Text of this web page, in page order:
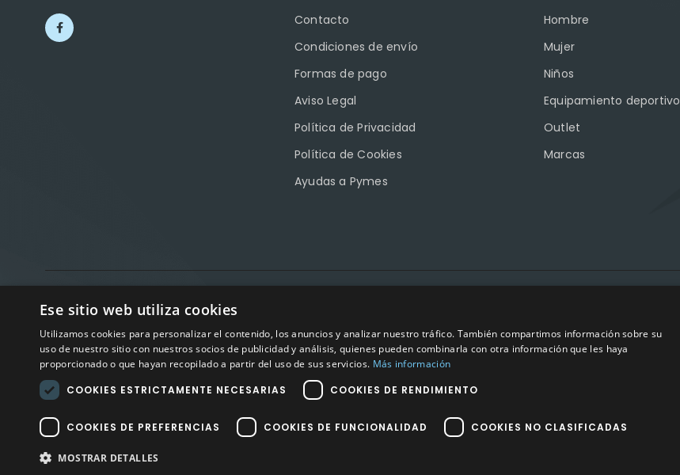
Contacto
Condiciones de envío
Formas de pago
Aviso Legal
Política de Privacidad
Política de Cookies
Ayudas a Pymes
Hombre
Mujer
Niños
Equipamiento deportivo
Outlet
Marcas
Ese sitio web utiliza cookies
Utilizamos cookies para personalizar el contenido, los anuncios y analizar nuestro tráfico. También compartimos información sobre su
uso de nuestro sitio con nuestros socios de publicidad y análisis, quienes pueden combinarla con otra información que les haya
proporcionado o que hayan recopilado a partir del uso de sus servicios. Más información
COOKIES ESTRICTAMENTE NECESARIAS
COOKIES DE RENDIMIENTO
COOKIES DE PREFERENCIAS COOKIES DE FUNCIONALIDAD COOKIES NO CLASIFICADAS
MOSTRAR DETALLES